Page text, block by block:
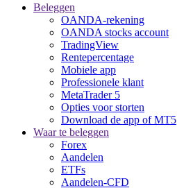
Beleggen
OANDA-rekening
OANDA stocks account
TradingView
Rentepercentage
Mobiele app
Professionele klant
MetaTrader 5
Opties voor storten
Download de app of MT5
Waar te beleggen
Forex
Aandelen
ETFs
Aandelen-CFD